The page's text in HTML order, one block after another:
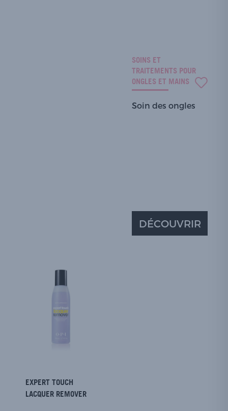
SOINS ET
TRAITEMENTS POUR
ONGLES ET MAINS
Soin des ongles
DÉCOUVRIR
EXPERT TOUCH
LACQUER REMOVER